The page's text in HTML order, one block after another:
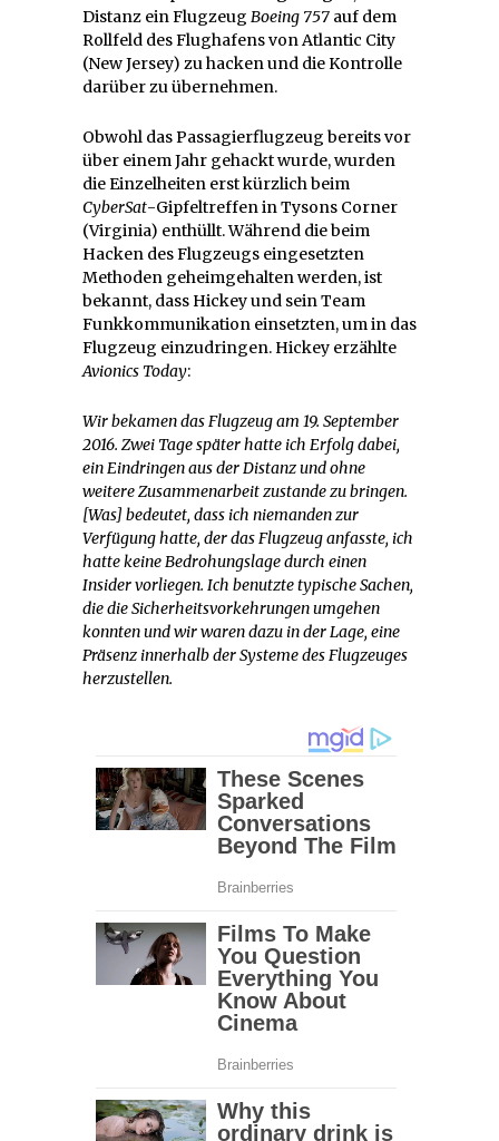
Distanz ein Flugzeug Boeing 757 auf dem
Rollfeld des Flughafens von Atlantic City
(New Jersey) zu hacken und die Kontrolle
darüber zu übernehmen.
Obwohl das Passagierflugzeug bereits vor
über einem Jahr gehackt wurde, wurden
die Einzelheiten erst kürzlich beim
CyberSat-Gipfeltreffen in Tysons Corner
(Virginia) enthüllt. Während die beim
Hacken des Flugzeugs eingesetzten
Methoden geheimgehalten werden, ist
bekannt, dass Hickey und sein Team
Funkkommunikation einsetzten, um in das
Flugzeug einzudringen. Hickey erzählte
Avionics Today:
Wir bekamen das Flugzeug am 19. September
2016. Zwei Tage später hatte ich Erfolg dabei,
ein Eindringen aus der Distanz und ohne
weitere Zusammenarbeit zustande zu bringen.
[Was] bedeutet, dass ich niemanden zur
Verfügung hatte, der das Flugzeug anfasste, ich
hatte keine Bedrohungslage durch einen
Insider vorliegen. Ich benutzte typische Sachen,
die die Sicherheitsvorkehrungen umgehen
konnten und wir waren dazu in der Lage, eine
Präsenz innerhalb der Systeme des Flugzeuges
herzustellen.